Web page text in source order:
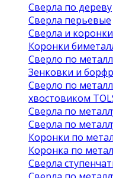
Сверла по дереву
Сверла перьевые
Сверла и
Коронки
Сверло по
Зенковки и
Сверло по
хвостовиком
Сверла по
Сверла по
Коронки по
Коронка по
Сверла